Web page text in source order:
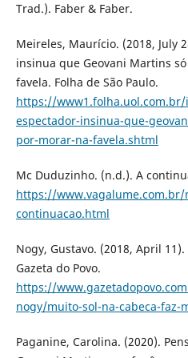
Trad.). Faber & Faber.
Meireles, Maurício. (2018, July
insinua que Geovani Martins
favela. Folha de São Paulo.
https://
espectador-insinua-que-
por-morar-na-favela.shtml
Mc Duduzinho. (n.d.). A
https://
continuacao.html
Nogy, Gustavo. (2018, April
Gazeta do Povo.
https://
nogy/muito-sol-na-cabeca-faz-
Paganine, Carolina. (2020).